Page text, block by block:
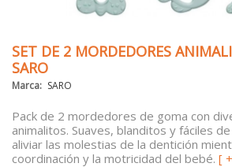
SET DE 2 MORDEDORES
SARO
Marca: SARO
Pack de 2 mordedores de goma con
animalitos. Suaves, blanditos y fáciles
aliviar las molestias de la dentición
coordinación y la motricidad del bebé. [